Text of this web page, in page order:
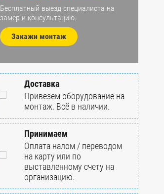
Бесплатный выезд специалиста на
замер и консультацию.
Закажи монтаж
Доставка
Привезем оборудование на
монтаж. Всё в наличии.
Принимаем
Оплата налом / переводом
на карту или по
выставленному счету на
организацию.